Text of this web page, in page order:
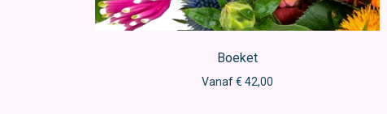
Boeket
Vanaf € 42,00